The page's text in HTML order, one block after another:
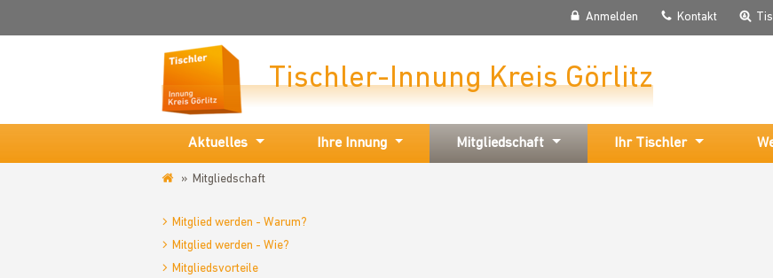
Tischler-Innung Kreis Görlitz
Anmelden Kontakt
Aktuelles Ihre Innung Mitgliedschaft Ihr Tischler
goerlitz.de
Mitgliedschaft
Mitglied werden - Warum?
Mitglied werden - Wie?
Mitgliedsvorteile